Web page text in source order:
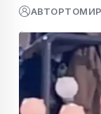
АВТОР